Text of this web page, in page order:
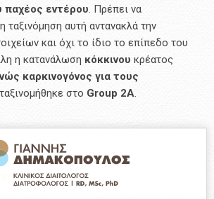
παχέος εντέρου. Πρέπει να
ταξινόμηση αυτή αντανακλά την
και όχι το ίδιο το επίπεδο του
η κατανάλωση κόκκινου κρέατος
καρκινογόνος για τους
στο Group 2A.